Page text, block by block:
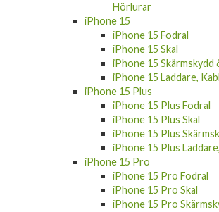
Hörlurar
iPhone 15
iPhone 15 Fodral
iPhone 15 Skal
iPhone 15 Skärmskydd
iPhone 15 Laddare,
iPhone 15 Plus
iPhone 15 Plus Fodral
iPhone 15 Plus Skal
iPhone 15 Plus
iPhone 15 Plus
iPhone 15 Pro
iPhone 15 Pro Fodral
iPhone 15 Pro Skal
iPhone 15 Pro